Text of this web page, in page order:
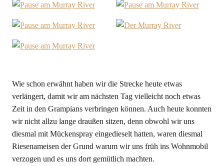
Wie schon erwähnt haben wir die Strecke heute etwas
verlängert, damit wir am nächsten Tag vielleicht noch etwas
Zeit in den Grampians verbringen können. Auch heute konnten
wir nicht allzu lange draußen sitzen, denn obwohl wir uns
diesmal mit Mückenspray eingedieselt hatten, waren diesmal
Riesenameisen der Grund warum wir uns früh ins Wohnmobil
verzogen und es uns dort gemütlich machten.